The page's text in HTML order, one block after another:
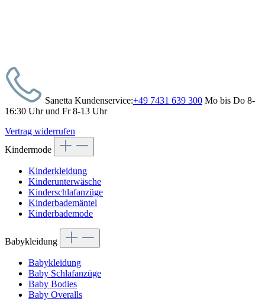
Sanetta Kundenservice:+49 7431 639 300 Mo bis Do 8-
16:30 Uhr und Fr 8-13 Uhr
Vertrag widerrufen
Kindermode
Kinderkleidung
Kinderunterwäsche
Kinderschlafanzüge
Kinderbademäntel
Kinderbademode
Babykleidung
Babykleidung
Baby Schlafanzüge
Baby Bodies
Baby Overalls